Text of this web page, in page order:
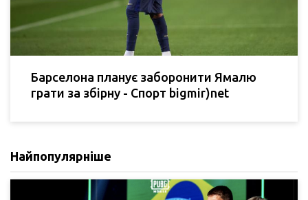
Барселона планує заборонити Ямалю
грати за збірну - Спорт bigmir)net
Найпопулярніше